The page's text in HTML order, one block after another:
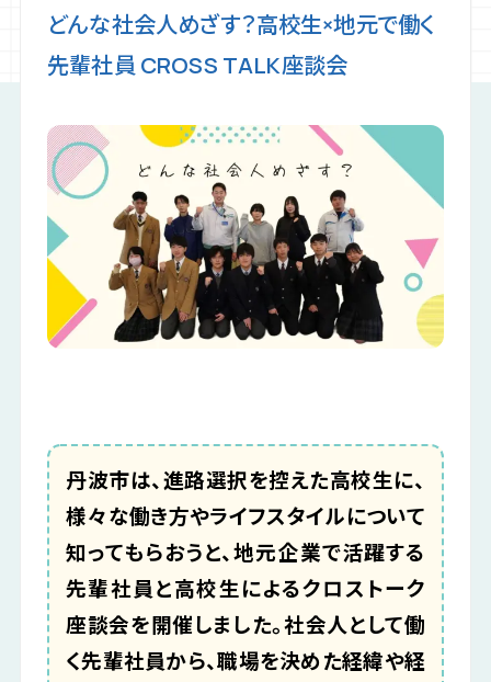
イベント
初めての方へ
利用規約
公式LINE
掲載希望の企業様
お気に入り企業
どんな社会人めざす？高校生×地元で働く
先輩社員 CROSS TALK座談会
丹波市は、進路選択を控えた高校生に、
様々な働き方やライフスタイルについて
知ってもらおうと、地元企業で活躍する
先輩社員と高校生によるクロストーク
座談会を開催しました。社会人として働
く先輩社員から、職場を決めた経緯や経